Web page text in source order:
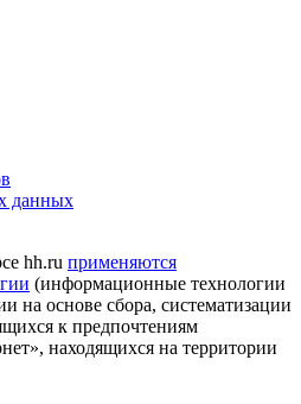
данных
hh.ru применяются
(информационные технологии
на основе сбора, систематизации
к предпочтениям
находящихся на территории